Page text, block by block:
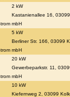
2 kW
Kastanienallee 16,
mbH
5 kW
Berliner Str. 166, 03099
mbH
20 kW
Gewerbeparkstr. 11,
mbH
10 kW
Kiefernweg 2, 03099